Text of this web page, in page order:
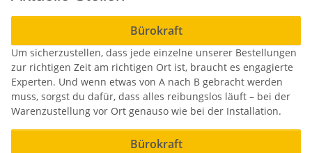
Bürokraft
Um sicherzustellen, dass jede einzelne unserer Bestellungen
zur richtigen Zeit am richtigen Ort ist, braucht es engagierte
Experten. Und wenn etwas von A nach B gebracht werden
muss, sorgst du dafür, dass alles reibungslos läuft – bei der
Warenzustellung vor Ort genauso wie bei der Installation.
Bürokraft